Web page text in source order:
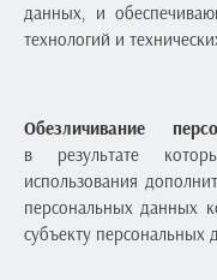
данных, и
технологий и
Обезличивание
в результате
использования
персональных данных
субъекту персональных